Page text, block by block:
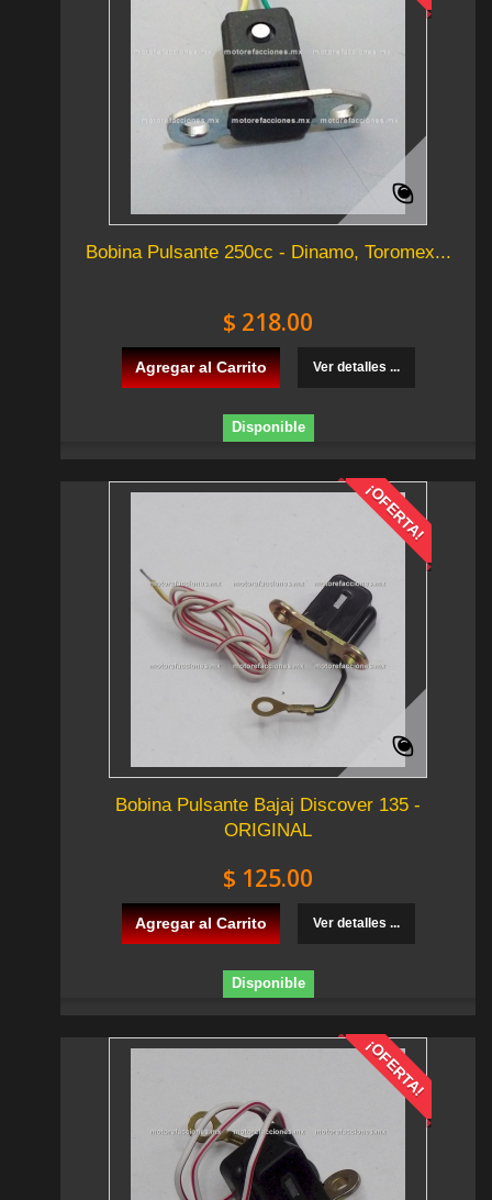
Bobina Pulsante 250cc - Dinamo, Toromex...
$ 218.00
Agregar al Carrito Ver detalles ...
Disponible
¡OFERTA!
Bobina Pulsante Bajaj Discover 135 -
ORIGINAL
$ 125.00
Agregar al Carrito Ver detalles ...
Disponible
¡OFERTA!